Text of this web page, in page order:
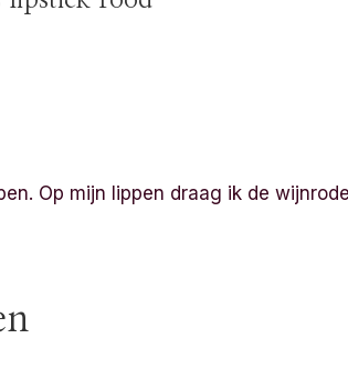
Op mijn lippen draag ik de